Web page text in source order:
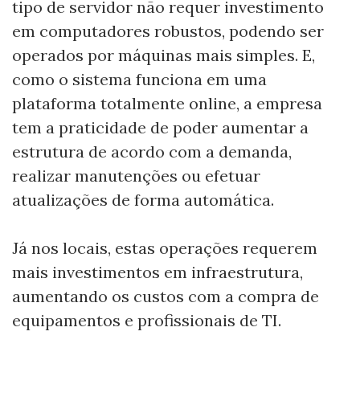
tipo de servidor não requer investimento
em computadores robustos, podendo ser
operados por máquinas mais simples. E,
como o sistema funciona em uma
plataforma totalmente online, a empresa
tem a praticidade de poder aumentar a
estrutura de acordo com a demanda,
realizar manutenções ou efetuar
atualizações de forma automática.
Já nos locais, estas operações requerem
mais investimentos em infraestrutura,
aumentando os custos com a compra de
equipamentos e profissionais de TI.